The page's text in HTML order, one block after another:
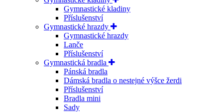
Gymnastické kladiny
Příslušenství
Gymnastické hrazdy
Gymnastické hrazdy
Lanče
Příslušenství
Gymnastická bradla
Pánská bradla
Dámská bradla o nestejné výšce žerdi
Příslušenství
Bradla mini
Sady